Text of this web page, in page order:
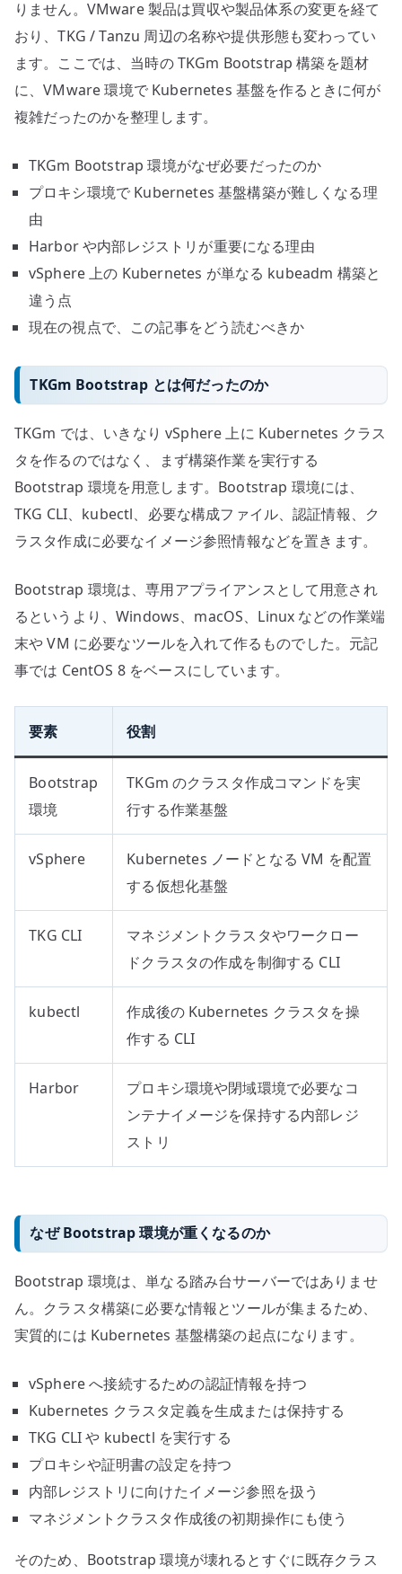
りません。VMware 製品は買収や製品体系の変更を経て
おり、TKG / Tanzu 周辺の名称や提供形態も変わってい
ます。ここでは、当時の TKGm Bootstrap 構築を題材
に、VMware 環境で Kubernetes 基盤を作るときに何が
複雑だったのかを整理します。
TKGm Bootstrap 環境がなぜ必要だったのか
プロキシ環境で Kubernetes 基盤構築が難しくなる理
由
Harbor や内部レジストリが重要になる理由
vSphere 上の Kubernetes が単なる kubeadm 構築と
違う点
現在の視点で、この記事をどう読むべきか
TKGm Bootstrap とは何だったのか
TKGm では、いきなり vSphere 上に Kubernetes クラス
タを作るのではなく、まず構築作業を実行する
Bootstrap 環境を用意します。Bootstrap 環境には、
TKG CLI、kubectl、必要な構成ファイル、認証情報、ク
ラスタ作成に必要なイメージ参照情報などを置きます。
Bootstrap 環境は、専用アプライアンスとして用意され
るというより、Windows、macOS、Linux などの作業端
末や VM に必要なツールを入れて作るものでした。元記
事では CentOS 8 をベースにしています。
要素 役割
Bootstrap
環境
TKGm のクラスタ作成コマンドを実
行する作業基盤
vSphere
Kubernetes ノードとなる VM を配置
する仮想化基盤
TKG CLI
マネジメントクラスタやワークロー
ドクラスタの作成を制御する CLI
kubectl
作成後の Kubernetes クラスタを操
作する CLI
Harbor
プロキシ環境や閉域環境で必要なコ
ンテナイメージを保持する内部レジ
ストリ
なぜ Bootstrap 環境が重くなるのか
Bootstrap 環境は、単なる踏み台サーバーではありませ
ん。クラスタ構築に必要な情報とツールが集まるため、
実質的には Kubernetes 基盤構築の起点になります。
vSphere へ接続するための認証情報を持つ
Kubernetes クラスタ定義を生成または保持する
TKG CLI や kubectl を実行する
プロキシや証明書の設定を持つ
内部レジストリに向けたイメージ参照を扱う
マネジメントクラスタ作成後の初期操作にも使う
そのため、Bootstrap 環境が壊れるとすぐに既存クラス